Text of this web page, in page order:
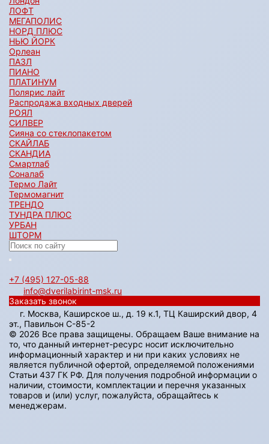
ЛОФТ
МЕГАПОЛИС
НОРД ПЛЮС
НЬЮ ЙОРК
Орлеан
ПАЗЛ
ПИАНО
ПЛАТИНУМ
Полярис лайт
Распродажа входных дверей
РОЯЛ
СИЛВЕР
Сияна со стеклопакетом
СКАЙЛАБ
СКАНДИA
Смартлаб
Соналаб
Термо Лайт
Термомагнит
ТРЕНДО
ТУНДРА ПЛЮС
УРБАН
ШТОРМ
+7 (495) 127-05-88‬
info@dverilabirint-msk.ru
Заказать звонок
г. Москва, Каширское ш., д. 19 к.1, ТЦ Каширский двор, 4
эт., Павильон C-85-2
© 2026 Все права защищены. Обращаем Ваше внимание на
то, что данный интернет-ресурс носит исключительно
информационный характер и ни при каких условиях не
является публичной офертой, определяемой положениями
Статьи 437 ГК РФ. Для получения подробной информации о
наличии, стоимости, комплектации и перечня указанных
товаров и (или) услуг, пожалуйста, обращайтесь к
менеджерам.